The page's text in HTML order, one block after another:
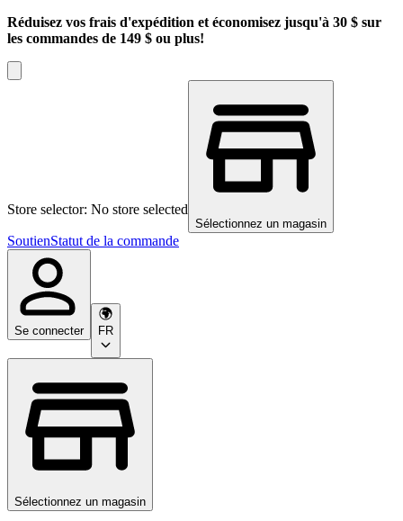
Réduisez vos frais d'expédition et économisez jusqu'à 30 $ sur
les commandes de 149 $ ou plus!
Store selector: No store selected
Sélectionnez un magasin
SoutienStatut de la commande
Se connecter FR
Sélectionnez un magasin